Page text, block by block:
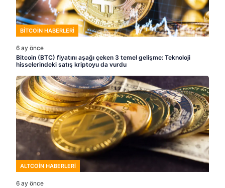
BITCOIN HABERLERI
6 ay önce
Bitcoin (BTC) fiyatını aşağı çeken 3 temel gelişme: Teknoloji
hisselerindeki satış kriptoyu da vurdu
ALTCOIN HABERLERI
6 ay önce